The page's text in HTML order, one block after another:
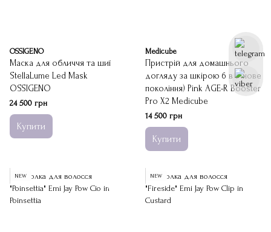
OSSIGENO
Маска для обличчя та шиї
StellaLume Led Mask
OSSIGENO
24 500 грн
Купити
Medicube
Пристрій для домашнього
догляду за шкірою 6 в 1 (нове
покоління) Pink AGE-R Booster
Pro X2 Medicube
14 500 грн
Купити
NEW NEW